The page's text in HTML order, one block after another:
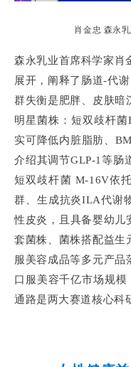
肖金忠 森永
森永乳业首席科学家肖
展开，阐释了肠道-代
群失衡是肥胖、皮肤暗
明星菌株：短双歧杆
实可降低内脏脂肪、
介绍其调节GLP-1等肠
短双歧杆菌 M-16V依
群、生成抗炎ILA代谢
性皮炎，且具备婴幼儿
套菌株、菌株搭配益生
服美容成品等多元产品
口服美容千亿市场规
通路是两大赛道核心科